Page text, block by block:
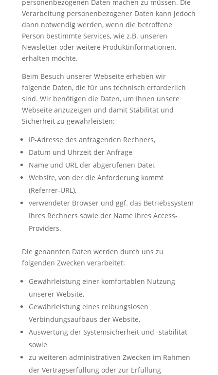
personenbezogenen Daten machen zu müssen. Die
Verarbeitung personenbezogener Daten kann jedoch
dann notwendig werden, wenn die betroffene
Person bestimmte Services, wie z.B. unseren
Newsletter oder weitere Produktinformationen,
erhalten möchte.
Beim Besuch unserer Webseite erheben wir
folgende Daten, die für uns technisch erforderlich
sind. Wir benötigen die Daten, um Ihnen unsere
Webseite anzuzeigen und damit Stabilität und
Sicherheit zu gewährleisten:
IP-Adresse des anfragenden Rechners,
Datum und Uhrzeit der Anfrage
Name und URL der abgerufenen Datei,
Website, von der die Anforderung kommt
(Referrer-URL),
verwendeter Browser und ggf. das Betriebssystem
Ihres Rechners sowie der Name Ihres Access-
Providers.
Die genannten Daten werden durch uns zu
folgenden Zwecken verarbeitet:
Gewährleistung einer komfortablen Nutzung
unserer Website,
Gewährleistung eines reibungslosen
Verbindungsaufbaus der Website,
Auswertung der Systemsicherheit und -stabilität
sowie
zu weiteren administrativen Zwecken im Rahmen
der Vertragserfüllung oder zur Erfüllung